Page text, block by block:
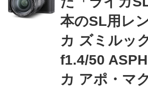
本のSL用レ
カ ズミルッ
f1.4/50
カ アポ・マ